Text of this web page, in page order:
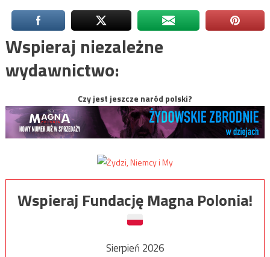
Wspieraj niezależne
wydawnictwo:
Czy jest jeszcze naród polski?
Wspieraj Fundację Magna Polonia!
Sierpień 2026